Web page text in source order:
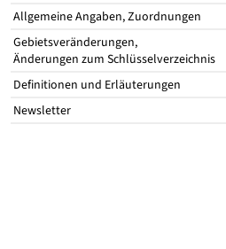
Allgemeine Angaben, Zuordnungen
Gebietsveränderungen,
Änderungen zum Schlüsselverzeichnis
Definitionen und Erläuterungen
Newsletter